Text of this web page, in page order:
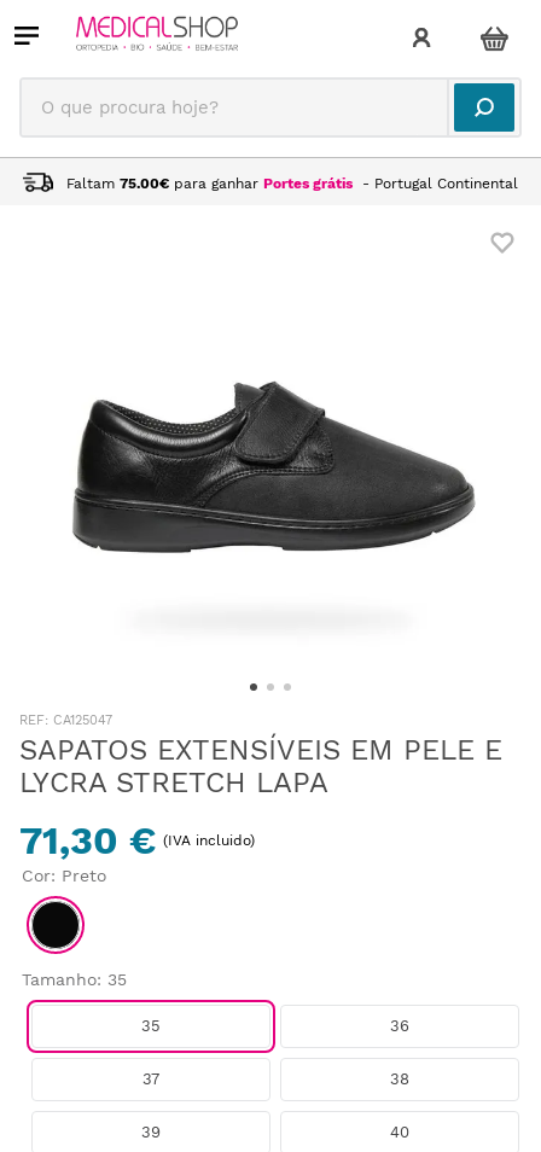
O que procura hoje?
Faltam 75.00€ para ganhar Portes grátis - Portugal Continental
: CA125047
SAPATOS EXTENSÍVEIS EM PELE E
LYCRA STRETCH LAPA
71,30 € (IVA incluido)
Cor: Preto
Tamanho: 35
35 36
37 38
39 40